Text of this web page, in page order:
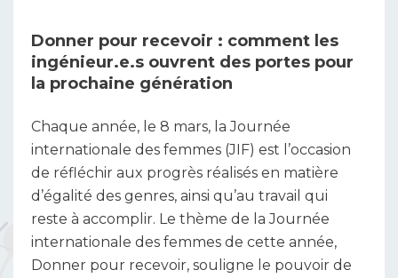
Donner pour recevoir : comment les
ingénieur.e.s ouvrent des portes pour
la prochaine génération
Chaque année, le 8 mars, la Journée
internationale des femmes (JIF) est l’occasion
de réfléchir aux progrès réalisés en matière
d’égalité des genres, ainsi qu’au travail qui
reste à accomplir. Le thème de la Journée
internationale des femmes de cette année,
Donner pour recevoir, souligne le pouvoir de